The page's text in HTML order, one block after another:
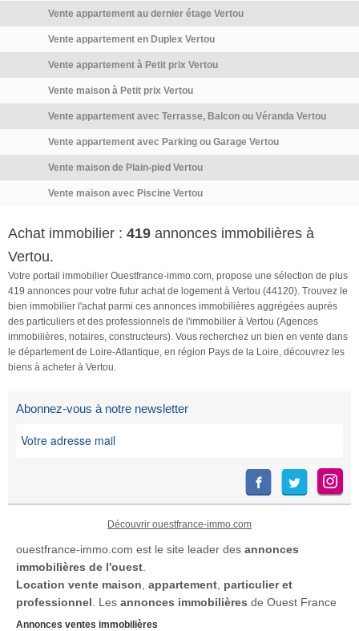
garage double d'environ 35 m2
de stationner plusieurs
créer des chambres
supplémentaires -Volumes
l’annonce immobilière >>
financier. Les informations sur
est exposé, y compris
l'obligation légale de
Géorisques :
http://www.georisques.gouv.fr.
immobilière a été rédigée sous
[…] Voir l’annonce immobilière
Vente appartement au dernier étage Vertou
Vente appartement en Duplex Vertou
Vente appartement à Petit prix Vertou
Vente maison à Petit prix Vertou
Vente appartement avec Terrasse, Balcon ou Véranda Vertou
Vente appartement avec Parking ou Garage Vertou
Vente maison de Plain-pied Vertou
Vente maison avec Piscine Vertou
Achat immobilier : 419 annonces immobilières à
Vertou.
Votre portail immobilier Ouestfrance-immo.com, propose une sélection de plus
419 annonces pour votre futur achat de logement à Vertou (44120). Trouvez le
bien immobilier l'achat parmi ces annonces immobilières aggrégées auprés
des particuliers et des professionnels de l'immobilier à Vertou (Agences
immobilières, notaires, constructeurs). Vous recherchez un bien en vente dans
le département de Loire-Atlantique, en région Pays de la Loire, découvrez les
biens à acheter à Vertou.
Abonnez-vous à notre newsletter
Découvrir ouestfrance-immo.com
ouestfrance-immo.com est le site leader des annonces
immobilières de l'ouest
Location vente maison appartement particulier et
professionnel . Les annonces immobilières de Ouest France
Annonces ventes immobilières